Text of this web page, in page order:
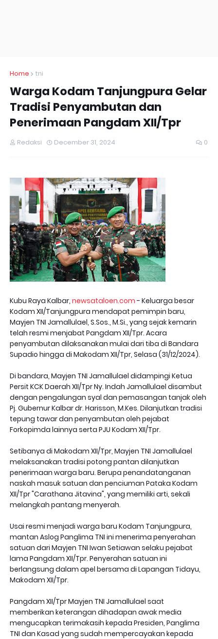
Home tni
Warga Kodam Tanjungpura Gelar
Tradisi Penyambutan dan
Penerimaan Pangdam XII/Tpr
Redaksi December 31, 2024 0
Kubu Raya Kalbar, newsataloen.com - Keluarga besar
Kodam XII/Tanjungpura mendapat pemimpin baru,
Mayjen TNI Jamallulael, S.Sos., M.Si., yang sejak kemarin
telah resmi menjabat Pangdam XII/Tpr. Acara
penyambutan dilaksanakan mulai dari tiba di Bandara
Supadio hingga di Makodam XII/Tpr, Selasa (31/12/2024).
Di bandara, Mayjen TNI Jamallulael didampingi Ketua
Persit KCK Daerah XII/Tpr Ny. Indah Jamallulael disambut
dengan pengalungan syal dan pemasangan tanjak oleh
Pj. Gubernur Kalbar dr. Harisson, M.Kes. Dilanjutkan tradisi
tepung tawar dan penyambutan oleh pejabat
Forkopimda lainnya serta PJU Kodam XII/Tpr.
Setibanya di Makodam XII/Tpr, Mayjen TNI Jamallulael
melaksanakan tradisi potong pantan dilanjutkan
penerimaan warga baru. Berupa penandatanganan
naskah masuk satuan dan penciuman Pataka Kodam
XII/Tpr "Carathana Jitavina", yang memiliki arti, sekali
melangkah pantang menyerah.
Usai resmi menjadi warga baru Kodam Tanjungpura,
mantan Aslog Panglima TNI ini menerima penyerahan
satuan dari Mayjen TNI Iwan Setiawan selaku pejabat
lama Pangdam XII/Tpr. Penyerahan satuan ini
berlangsung dalam apel bersama di Lapangan Tidayu,
Makodam XII/Tpr.
Pangdam XII/Tpr Mayjen TNI Jamallulael saat
memberikan keterangan dihadapan awak media
mengucapkan terimakasih kepada Presiden, Panglima
TNI dan Kasad yang sudah mempercayakan kepada